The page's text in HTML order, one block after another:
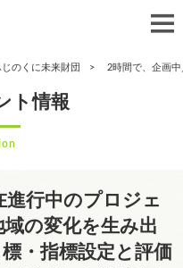
のくに未来財団 2時間で、企画
ト情報
進行中のプロジェ
の変化を生み出
・指標設定と評価